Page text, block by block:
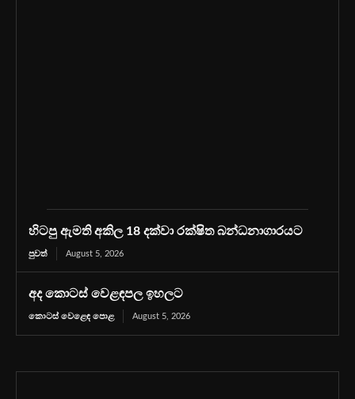
හිටපු ඇමති අකිල 18 දක්වා රක්ෂිත බන්ධනාගාරයට
පුවත් August 5, 2026
අද කොටස් වෙළඳපල ඉහලට
කොටස් වෙළෙඳ පොළ August 5, 2026